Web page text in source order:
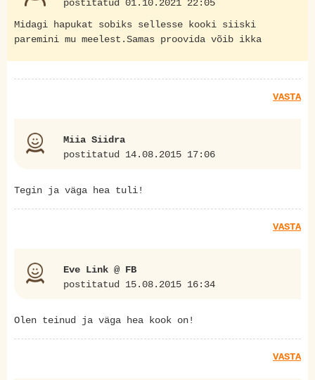
postitatud 01.10.2021 22:05
Midagi hapukat sobiks sellesse kooki siiski
paremini mu meelest.Samas proovida võib ikka
VASTA
Miia Siidra
postitatud 14.08.2015 17:06
Tegin ja väga hea tuli!
VASTA
Eve Link @ FB
postitatud 15.08.2015 16:34
Olen teinud ja väga hea kook on!
VASTA